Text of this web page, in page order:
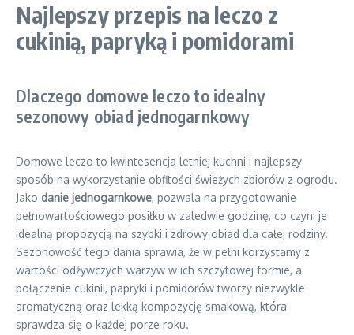
Najlepszy przepis na leczo z
cukinią, papryką i pomidorami
Dlaczego domowe leczo to idealny
sezonowy obiad jednogarnkowy
Domowe leczo to kwintesencja letniej kuchni i najlepszy
sposób na wykorzystanie obfitości świeżych zbiorów z ogrodu.
Jako danie jednogarnkowe, pozwala na przygotowanie
pełnowartościowego posiłku w zaledwie godzinę, co czyni je
idealną propozycją na szybki i zdrowy obiad dla całej rodziny.
Sezonowość tego dania sprawia, że w pełni korzystamy z
wartości odżywczych warzyw w ich szczytowej formie, a
połączenie cukinii, papryki i pomidorów tworzy niezwykle
aromatyczną oraz lekką kompozycję smakową, która
sprawdza się o każdej porze roku.